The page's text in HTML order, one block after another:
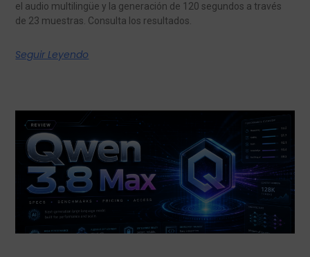
el audio multilingüe y la generación de 120 segundos a través
de 23 muestras. Consulta los resultados.
Seguir Leyendo